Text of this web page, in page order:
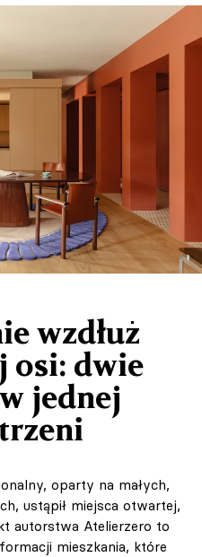
wzdłuż
osi: dwie
jednej
oparty na małych,
ustąpił miejsca otwartej,
autorstwa Atelierzero to
mieszkania, które